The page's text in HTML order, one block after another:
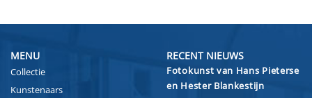
MENU
Collectie
Kunstenaars
RECENT NIEUWS
Fotokunst van Hans Pieterse
en Hester Blankestijn